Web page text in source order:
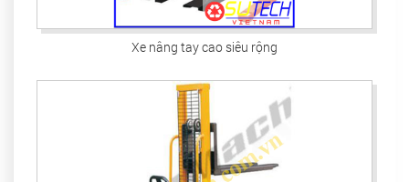
Xe nâng tay cao siêu rộng